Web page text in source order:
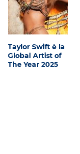
Taylor Swift è la
Global Artist of
The Year 2025